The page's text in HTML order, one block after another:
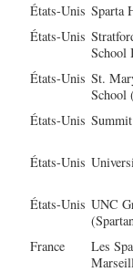
États-Unis Sparta
États-Unis
School
États-Unis St.
School
États-Unis
États-Unis
États-Unis UNC
France
Les